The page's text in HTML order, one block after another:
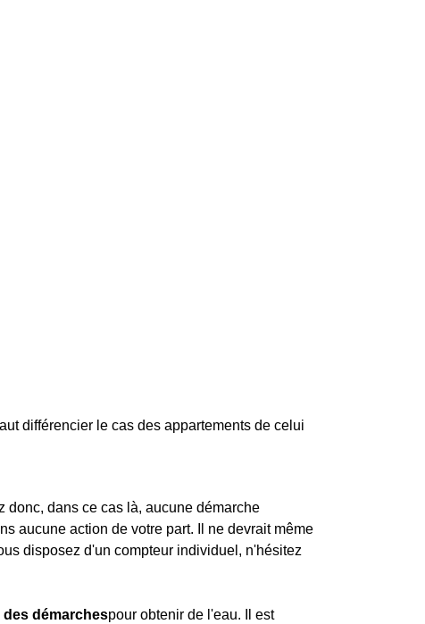
différencier le cas des appartements de celui
donc, dans ce cas là, aucune démarche
aucune action de votre part. Il ne devrait même
disposez d'un compteur individuel, n'hésitez
démarchespour obtenir de l'eau. Il est